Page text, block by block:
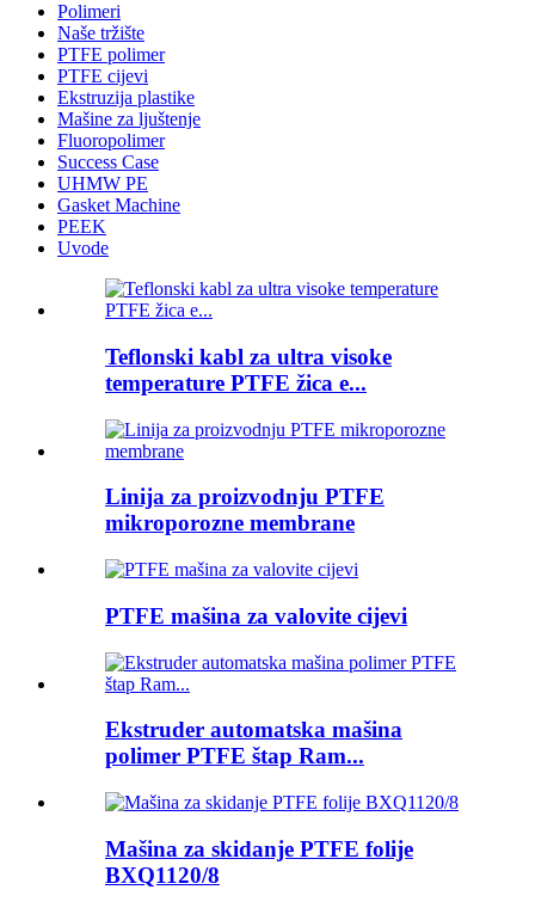
Polimeri
Naše tržište
PTFE polimer
PTFE cijevi
Ekstruzija plastike
Mašine za ljuštenje
Fluoropolimer
Success Case
UHMW PE
Gasket Machine
PEEK
Uvode
Teflonski kabl za ultra visoke
temperature PTFE žica e...
Linija za proizvodnju PTFE
mikroporozne membrane
PTFE mašina za valovite cijevi
Ekstruder automatska mašina
polimer PTFE štap Ram...
Mašina za skidanje PTFE folije
BXQ1120/8